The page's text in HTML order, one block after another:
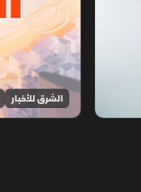
الشرق للأخبار